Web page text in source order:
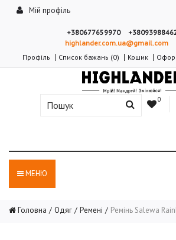
Мій профіль
+380677659970
highlander.com.ua@gmail.com
Профіль
Список бажань (0) Кошик
0
МЕНЮ
Головна Одяг Ремені Ремінь Salewa